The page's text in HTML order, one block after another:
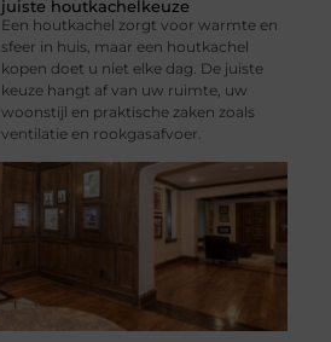
juiste houtkachelkeuze
Een houtkachel zorgt voor warmte en
sfeer in huis, maar een houtkachel
kopen doet u niet elke dag. De juiste
keuze hangt af van uw ruimte, uw
woonstijl en praktische zaken zoals
ventilatie en rookgasafvoer.